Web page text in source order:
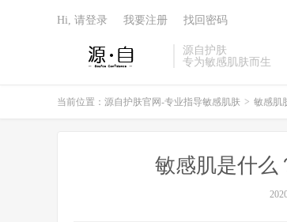
源自护肤
专为敏感肌肤而生
Hi, 请登录 我要注册 找回密码
当前位置： 源自护肤官网-专业指导敏感肌肤 > 敏感肌
敏感肌是什么